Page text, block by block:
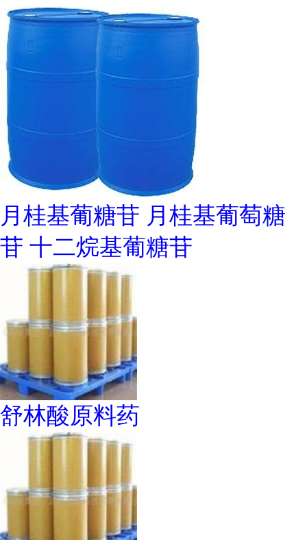
月桂基葡糖苷 月桂基葡萄糖
苷 十二烷基葡糖苷
舒林酸原料药